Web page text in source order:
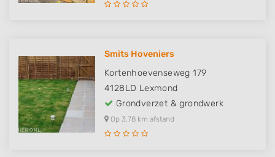
Smits Hoveniers
Kortenhoevenseweg 179
4128LD Lexmond
Grondverzet & grondwerk
Op 3,78 km afstand